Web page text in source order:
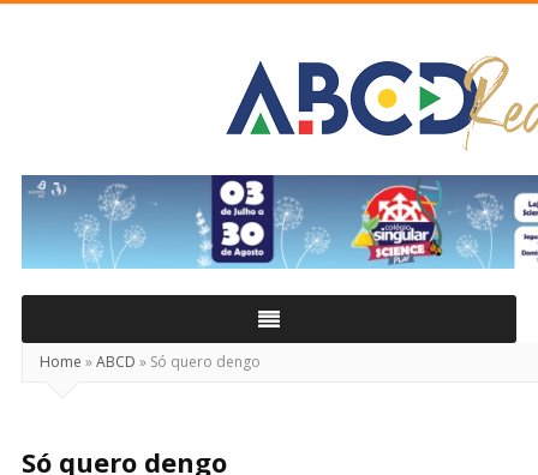
Real
Home »ABCD » Só quero dengo
Só quero dengo